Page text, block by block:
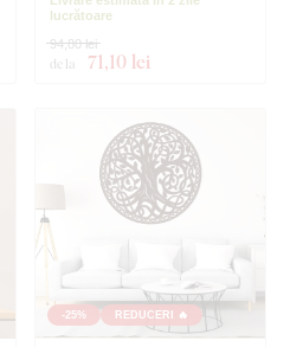
lucrătoare
de la 71,10 lei
94,80 lei
-25% REDUCERI 🔥